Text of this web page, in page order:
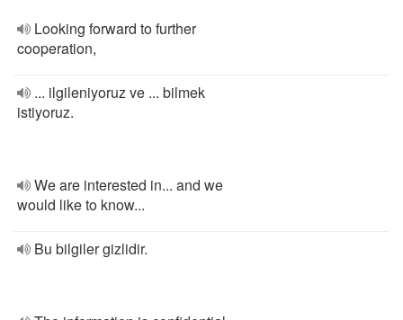
Looking forward to further
cooperation,
... ilgileniyoruz ve ... bilmek
istiyoruz.
We are interested in... and we
would like to know...
Bu bilgiler gizlidir.